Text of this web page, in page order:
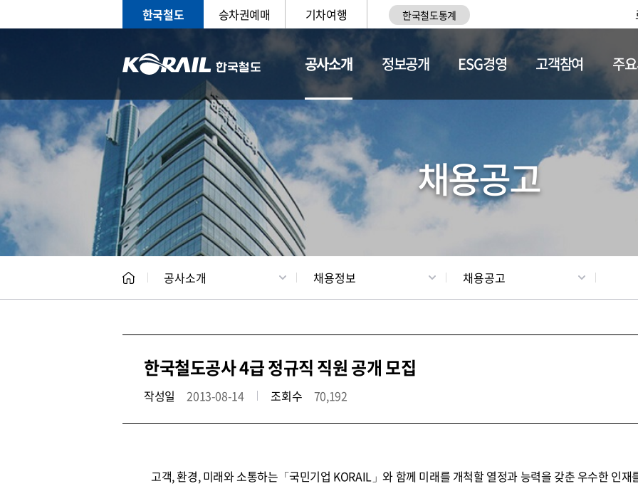
한국철도 승차권예매 기차여행 한국철도통계
공사소개
CEO 일반현황 채용정보
정보공개 ESG경영 고객참여 주
채용공고
공사소개 채용정보 채용공고
한국철도공사 4급 정규직 직원 공개 모집
작성일 2013-08-14 조회수 70,192
고객, 환경, 미래와 소통하는「국민기업 KORAIL」와 함께 미래를 개척할 열정과 능력을 갖춘 우수한 인재